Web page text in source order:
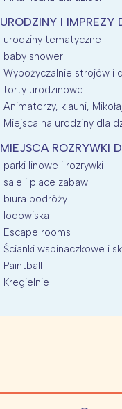
URODZINY I IMPREZY
urodziny tematyczne
baby shower
Wypożyczalnie strojów i
torty urodzinowe
Animatorzy, klauni,
Miejsca na urodziny dla
MIEJSCA ROZRYWKI
parki linowe i rozrywki
sale i place zabaw
biura podróży
lodowiska
Escape rooms
Ścianki wspinaczkowe i
Paintball
Kregielnie